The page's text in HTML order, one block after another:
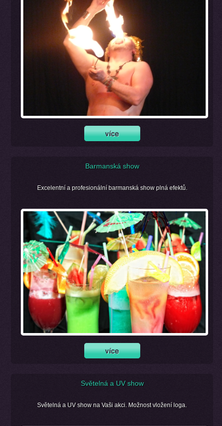
Barmanská show
Excelentní a profesionální barmanská show plná efektů.
Světelná a UV show
Světelná a UV show na Vaši akci. Možnost vložení loga.